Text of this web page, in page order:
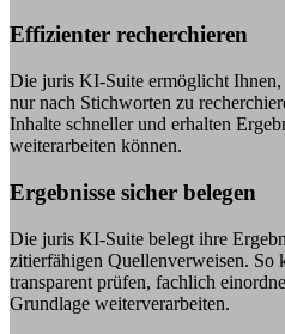
Effizienter recherchieren
Die juris KI-Suite ermöglicht Ihnen,
nur nach Stichworten zu
Inhalte schneller und erhalten
weiterarbeiten können.
Ergebnisse sicher belegen
Die juris KI-Suite belegt ihre
zitierfähigen Quellenverweisen. So
transparent prüfen, fachlich
Grundlage weiterverarbeiten.